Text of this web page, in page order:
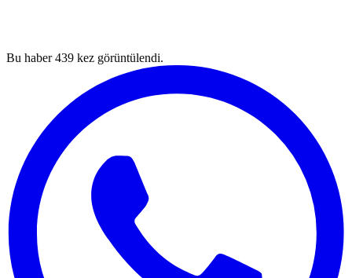
Bu haber439 kez görüntülendi.